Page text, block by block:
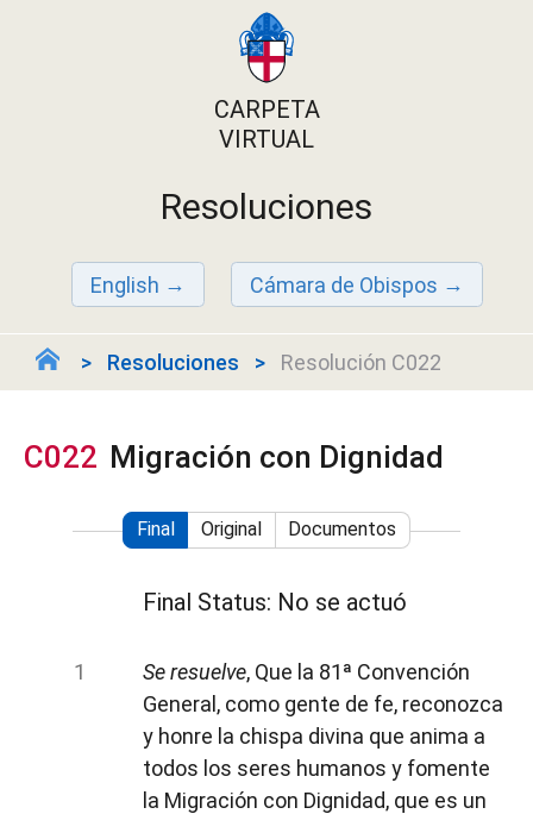
CARPETA
VIRTUAL
Resoluciones
English Cámara de Obispos
Resoluciones Resolución C022
C022 Migración con Dignidad
Final Original Documentos
Final Status: No se actuó
Se resuelve, Que la 81ª Convención
General, como gente de fe, reconozca
y honre la chispa divina que anima a
todos los seres humanos y fomente
la Migración con Dignidad, que es un